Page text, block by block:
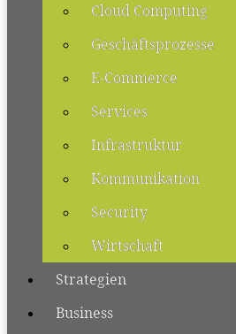
Cloud Computing
Geschäftsprozesse
E-Commerce
Services
Infrastruktur
Kommunikation
Security
Wirtschaft
Strategien
Business